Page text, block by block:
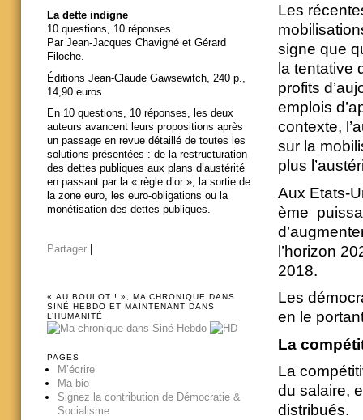
Les
signe que
la tentative
profits
emplois
contexte,
sur la
plus
Aux Etats-
ème
l’horizon
2018.
Les
en le
La
La
du salaire,
distribués.
La dette indigne
10 questions, 10 réponses
Par Jean-Jacques Chavigné et Gérard
Filoche.
Éditions Jean-Claude Gawsewitch, 240 p.,
14,90 euros
En 10 questions, 10 réponses, les deux
auteurs avancent leurs propositions après
un passage en revue détaillé de toutes les
solutions présentées : de la restructuration
des dettes publiques aux plans d’austérité
en passant par la « règle d’or », la sortie de
la zone euro, les euro-obligations ou la
monétisation des dettes publiques.
Partager
« AU BOULOT ! », MA CHRONIQUE DANS
SINÉ HEBDO ET MAINTENANT DANS
L’HUMANITÉ
PAGES
M’écrire
Ma bio
Signez la contribution de Démocratie &
Socialisme